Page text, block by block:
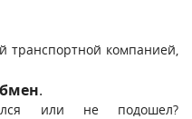
транспортной компанией,
.
или не подошел?